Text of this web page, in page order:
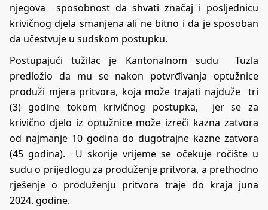
njegova sposobnost da shvati značaj i posljednicu
krivičnog djela smanjena ali ne bitno i da je sposoban
da učestvuje u sudskom postupku.
Postupajući tužilac je Kantonalnom sudu Tuzla
predložio da mu se nakon potvrđivanja optužnice
produži mjera pritvora, koja može trajati najduže tri
(3) godine tokom krivičnog postupka, jer se za
krivično djelo iz optužnice može izreči kazna zatvora
od najmanje 10 godina do dugotrajne kazne zatvora
(45 godina). U skorije vrijeme se očekuje ročište u
sudu o prijedlogu za produženje pritvora, a prethodno
rješenje o produženju pritvora traje do kraja juna
2024. godine.